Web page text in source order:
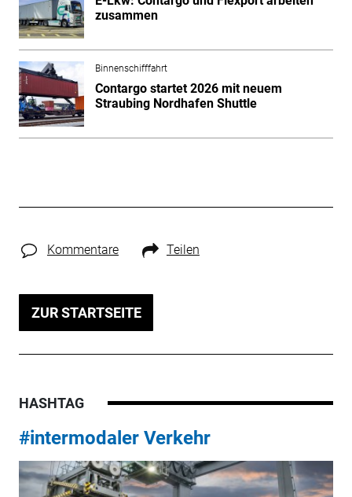
zusammen
Binnenschifffahrt
Contargo startet 2026 mit neuem
Straubing Nordhafen Shuttle
Kommentare Teilen
ZUR STARTSEITE
HASHTAG
#intermodaler Verkehr